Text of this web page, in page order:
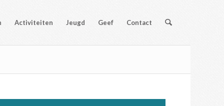
Activiteiten Jeugd Geef Contact